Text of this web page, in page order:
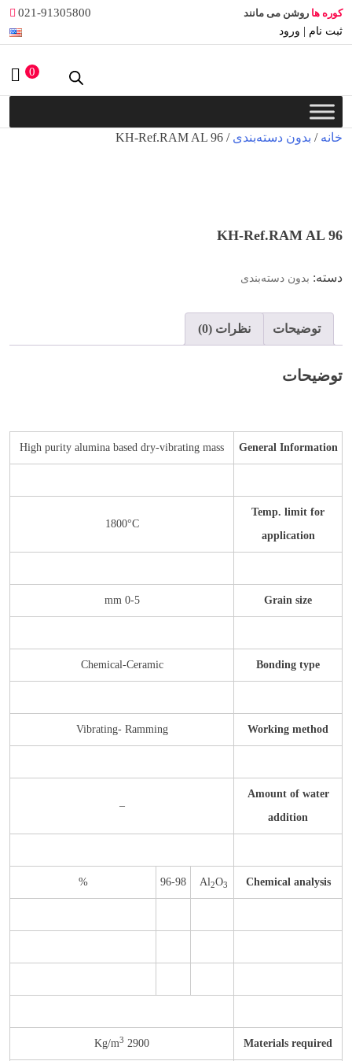
Skip
content
کوره ها روشن می مانند 021-91305800
ثبت نام | ورود
0
خانه / بدون دسته‌بندی / KH-Ref.RAM AL 96
KH-Ref.RAM AL 96
دسته: بدون دسته‌بندی
توضیحات نظرات (0)
توضیحات
General Information
High purity alumina based dry-vibrating mass
Temp. limit for
application
1800°C
Grain size
0-5 mm
Bonding type
Chemical-Ceramic
Working method
Vibrating- Ramming
Amount of water
addition
–
Chemical analysis
Al2O3
96-98
%
Materials required
2900 Kg/m
3